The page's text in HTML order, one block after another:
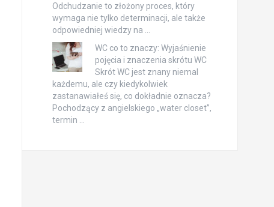
Odchudzanie to złożony proces, który
wymaga nie tylko determinacji, ale także
odpowiedniej wiedzy na …
WC co to znaczy: Wyjaśnienie
pojęcia i znaczenia skrótu WC
Skrót WC jest znany niemal
każdemu, ale czy kiedykolwiek
zastanawiałeś się, co dokładnie oznacza?
Pochodzący z angielskiego „water closet”,
termin …